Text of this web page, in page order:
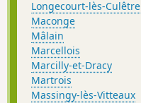
Longecourt-lès-Culêtre
Maconge
Mâlain
Marcellois
Marcilly-et-Dracy
Martrois
Massingy-lès-Vitteaux